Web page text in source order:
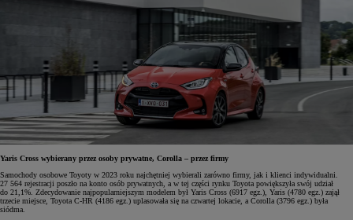
Yaris Cross wybierany przez osoby prywatne, Corolla – przez firmy
Samochody osobowe Toyoty w 2023 roku najchętniej wybierali zarówno firmy, jak i klienci indywidualni.
27 564 rejestracji poszło na konto osób prywatnych, a w tej części rynku Toyota powiększyła swój udział
do 21,1%. Zdecydowanie najpopularniejszym modelem był Yaris Cross (6917 egz.), Yaris (4780 egz.) zajął
trzecie miejsce, Toyota C-HR (4186 egz.) uplasowała się na czwartej lokacie, a Corolla (3796 egz.) była
siódma.